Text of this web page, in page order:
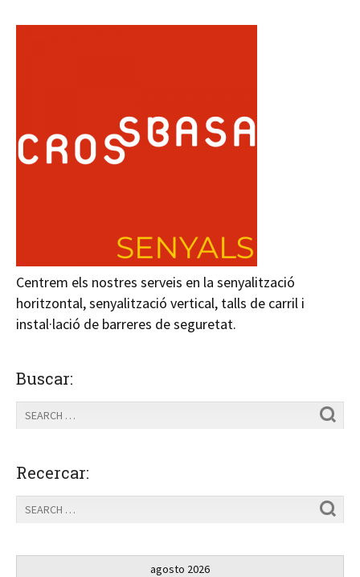
Centrem els nostres serveis en la senyalització
horitzontal, senyalització vertical, talls de carril i
instal·lació de barreres de seguretat.
Buscar:
Recercar:
agosto 2026